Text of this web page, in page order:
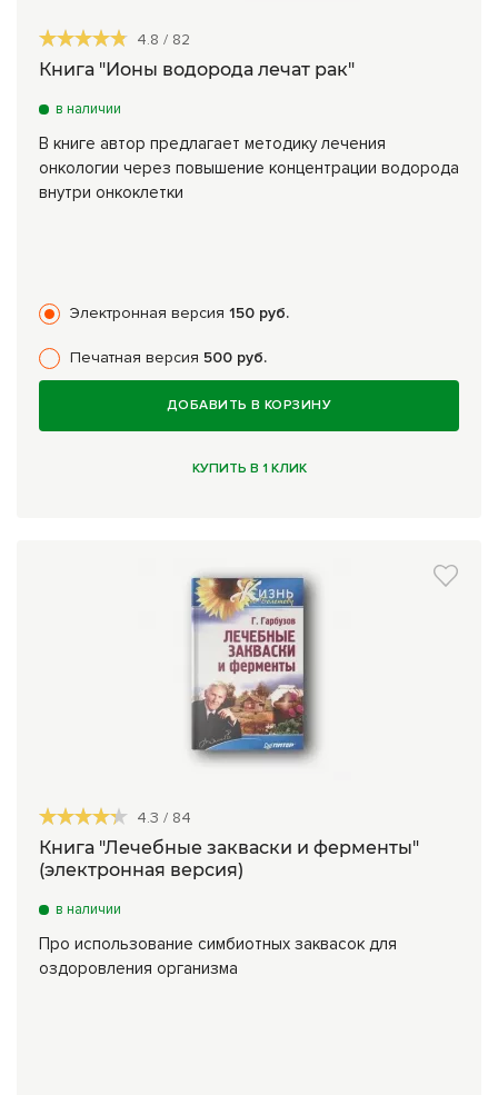
4.8 / 82
Книга "Ионы водорода лечат рак"
в наличии
В книге автор предлагает методику лечения
онкологии через повышение концентрации водорода
внутри онкоклетки
Электронная версия 150 руб.
Печатная версия 500 руб.
ДОБАВИТЬ В КОРЗИНУ
КУПИТЬ В 1 КЛИК
4.3 / 84
Книга "Лечебные закваски и ферменты"
(электронная версия)
в наличии
Про использование симбиотных заквасок для
оздоровления организма